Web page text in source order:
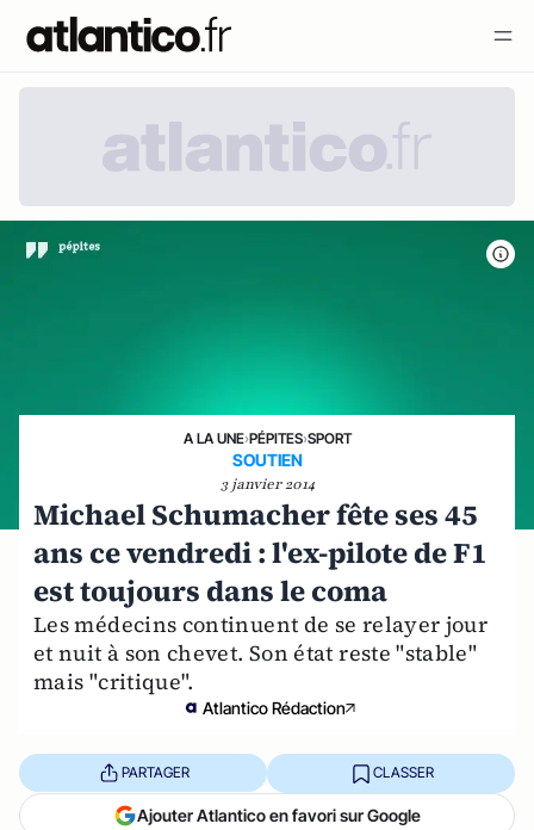
A LA UNE›PÉPITES›SPORT
SOUTIEN
3 janvier 2014
Michael Schumacher fête ses 45
ans ce vendredi : l'ex-pilote de F1
est toujours dans le coma
Les médecins continuent de se relayer jour
et nuit à son chevet. Son état reste "stable"
mais "critique".
Atlantico Rédaction
PARTAGER CLASSER
Ajouter Atlantico en favori sur Google